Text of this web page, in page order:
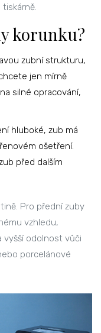
korunku?
zubní strukturu,
jen mírně
silné opracování,
hluboké, zub má
ošetření.
před dalším
Pro přední zuby
vzhledu,
vyšší odolnost vůči
porcelánové